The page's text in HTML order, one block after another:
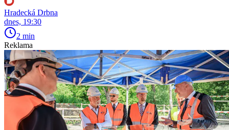
Hradecká Drbna
dnes, 19:30
2 min
Reklama